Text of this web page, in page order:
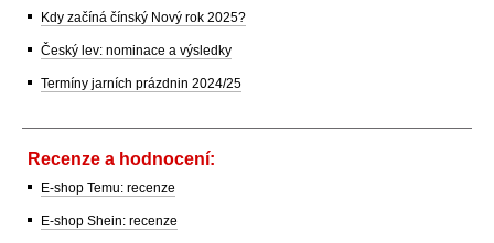
Kdy začíná čínský Nový rok 2025?
Český lev: nominace a výsledky
Termíny jarních prázdnin 2024/25
Recenze a hodnocení:
E-shop Temu: recenze
E-shop Shein: recenze